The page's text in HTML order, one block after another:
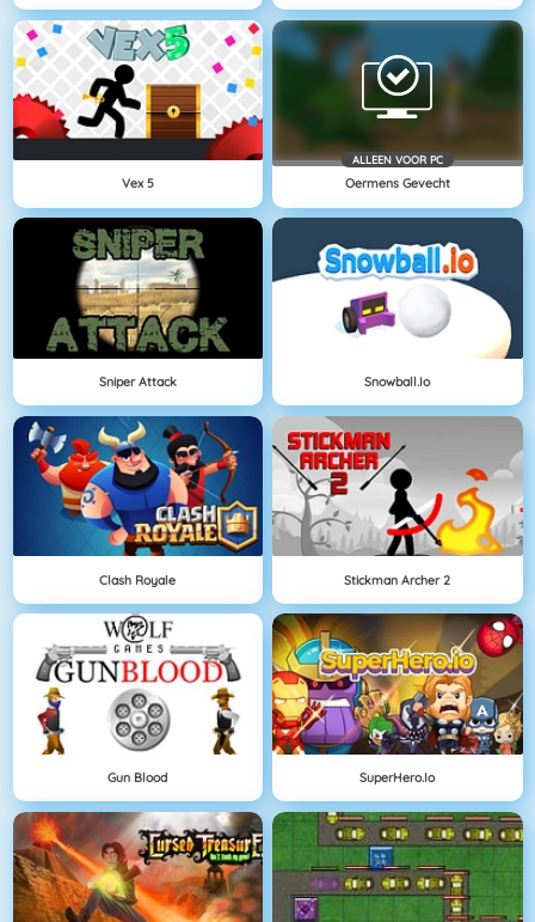
Vex 5
ALLEEN VOOR PC
Oermens Gevecht
Sniper Attack Snowball.io
Clash Royale Stickman Archer 2
Gun Blood SuperHero.io